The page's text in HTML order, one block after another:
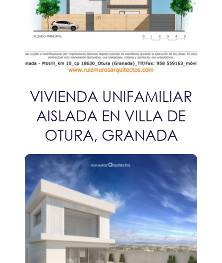
VIVIENDA UNIFAMILIAR
AISLADA EN VILLA DE
OTURA, GRANADA